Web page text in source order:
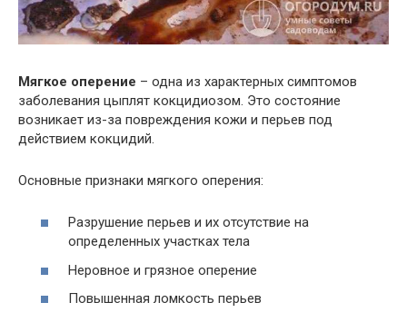
Мягкое оперение – одна из характерных симптомов
заболевания цыплят кокцидиозом. Это состояние
возникает из-за повреждения кожи и перьев под
действием кокцидий.
Основные признаки мягкого оперения:
Разрушение перьев и их отсутствие на
определенных участках тела
Неровное и грязное оперение
Повышенная ломкость перьев